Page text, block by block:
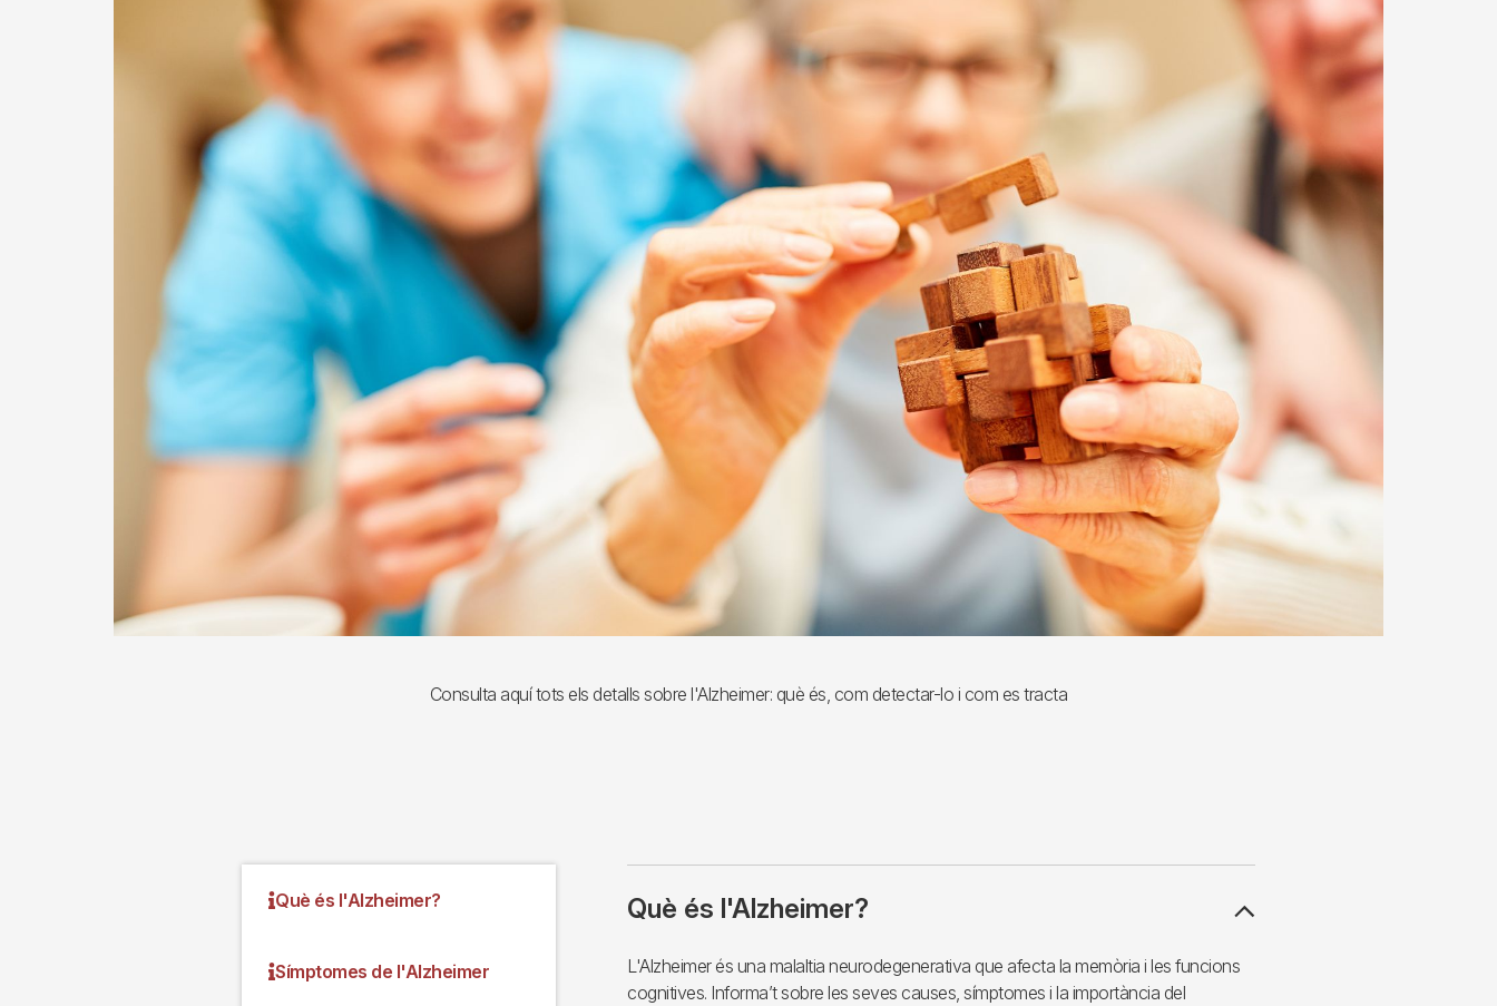
Consulta aquí tots els detalls sobre l'Alzheimer: què és, com detectar-lo i com es tracta
Què és l'Alzheimer?
Símptomes de l'Alzheimer
Què és l'Alzheimer?
L'Alzheimer és una malaltia neurodegenerativa que afecta la memòria i les funcions
cognitives. Informa’t sobre les seves causes, símptomes i la importància del